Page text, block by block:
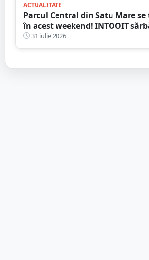
ACTUALITATE
Parcul Central din Satu Mare
în acest weekend! INTOOIT
ani printr-un eveniment
31 iulie 2026